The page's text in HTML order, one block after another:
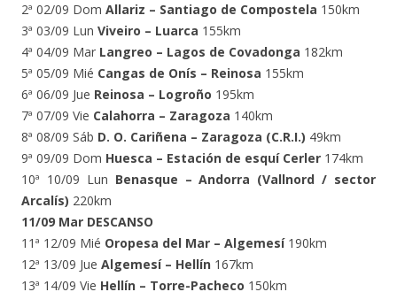
2ª 02/09 Dom Allariz – Santiago de Compostela 150km
3ª 03/09 Lun Viveiro – Luarca 155km
4ª 04/09 Mar Langreo – Lagos de Covadonga 182km
5ª 05/09 Mié Cangas de Onís – Reinosa 155km
6ª 06/09 Jue Reinosa – Logroño 195km
7ª 07/09 Vie Calahorra – Zaragoza 140km
8ª 08/09 Sáb D. O. Cariñena – Zaragoza (C.R.I.) 49km
9ª 09/09 Dom Huesca – Estación de esquí Cerler 174km
10ª 10/09 Lun Benasque – Andorra (Vallnord / sector
Arcalís) 220km
11/09 Mar DESCANSO
11ª 12/09 Mié Oropesa del Mar – Algemesí190km
12ª 13/09 Jue Algemesí – Hellín 167km
13ª 14/09 Vie Hellín – Torre-Pacheco 150km